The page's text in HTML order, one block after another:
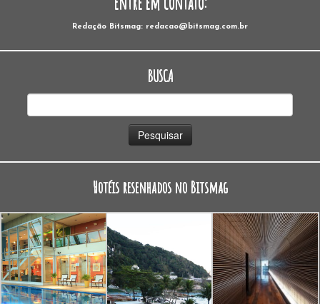
Redação Bitsmag: redacao@bitsmag.com.br
BUSCA
Hotéis resenhados no Bitsmag